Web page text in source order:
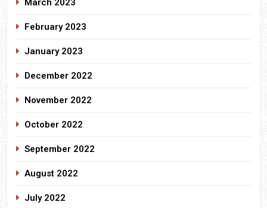
February 2023
January 2023
December 2022
November 2022
October 2022
September 2022
August 2022
July 2022